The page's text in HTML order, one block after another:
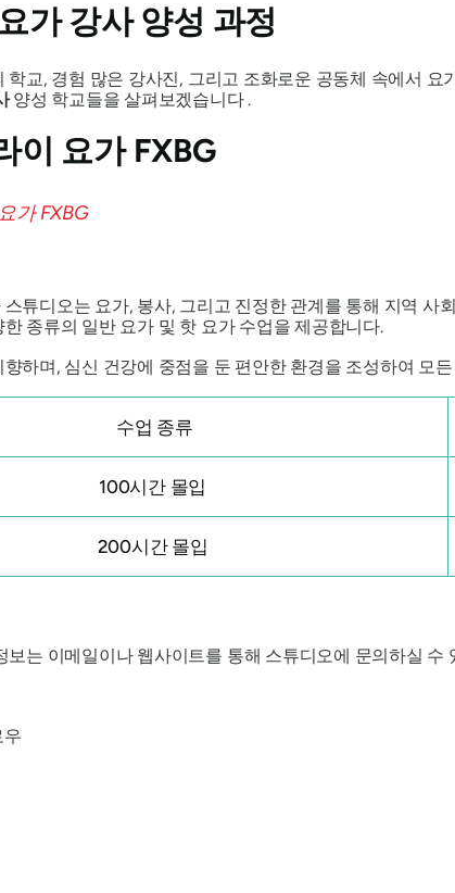
가 강사 양성 과정
학교, 경험 많은 강사진, 그리고 조화로운 공동체 속에서
양성 학교들을 살펴보겠습니다 .
이 요가 FXBG
튜디오는 요가, 봉사, 그리고 진정한 관계를 통해 지역
종류의 일반 요가 및 핫 요가 수업을 제공합니다.
하며, 심신 건강에 중점을 둔 편안한 환경을 조성하여 모
수업 종류
100시간 몰입
200시간 몰입
보는 이메일이나 웹사이트를 통해 스튜디오에 문의하실 수
우